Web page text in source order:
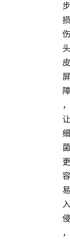
步
损
伤
头
皮
屏
障
，
让
细
菌
更
容
易
入
侵
，